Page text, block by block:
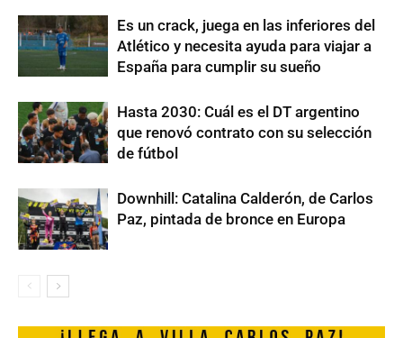
Es un crack, juega en las inferiores del
Atlético y necesita ayuda para viajar a
España para cumplir su sueño
Hasta 2030: Cuál es el DT argentino
que renovó contrato con su selección
de fútbol
Downhill: Catalina Calderón, de Carlos
Paz, pintada de bronce en Europa